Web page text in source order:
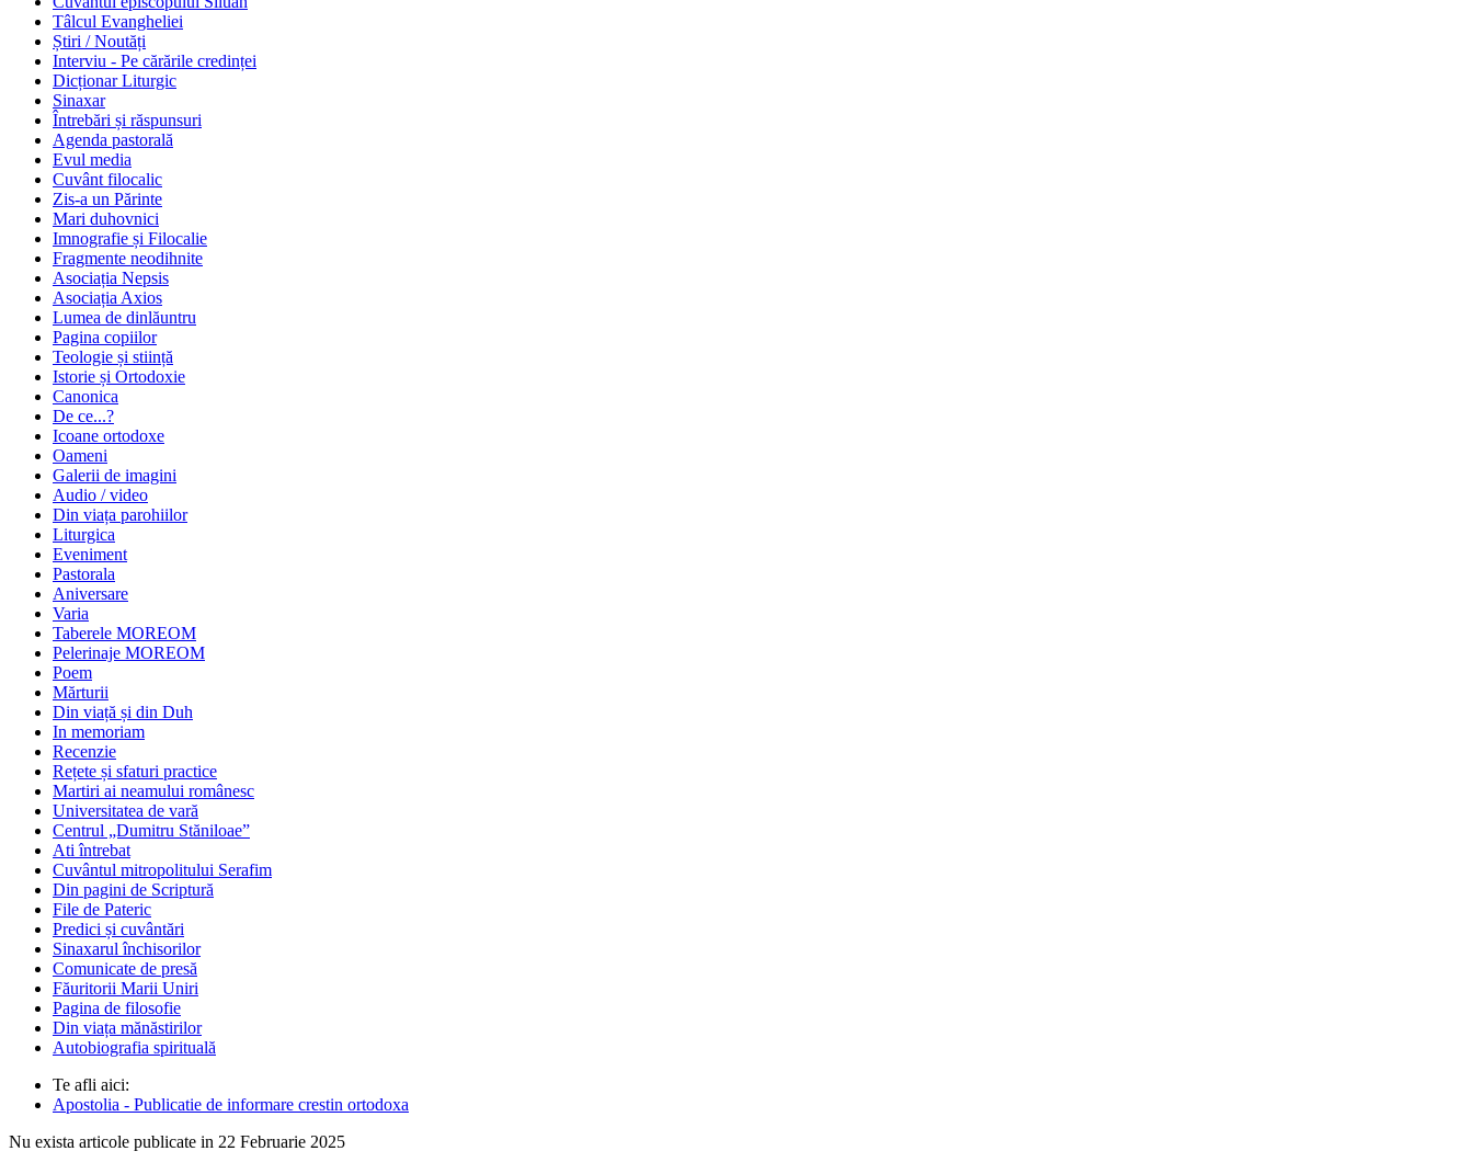
Tâlcul Evangheliei
Știri / Noutăți
Interviu - Pe cărările credinței
Dicționar Liturgic
Sinaxar
Întrebări și răspunsuri
Agenda pastorală
Evul media
Cuvânt filocalic
Zis-a un Părinte
Mari duhovnici
Imnografie și Filocalie
Fragmente neodihnite
Asociația Nepsis
Asociația Axios
Lumea de dinlăuntru
Pagina copiilor
Teologie și stiință
Istorie și Ortodoxie
Canonica
De ce...?
Icoane ortodoxe
Oameni
Galerii de imagini
Audio / video
Din viața parohiilor
Liturgica
Eveniment
Pastorala
Aniversare
Varia
Taberele MOREOM
Pelerinaje MOREOM
Poem
Mărturii
Din viață și din Duh
In memoriam
Recenzie
Rețete și sfaturi practice
Martiri ai neamului românesc
Universitatea de vară
Centrul „Dumitru Stăniloae”
Ati întrebat
Cuvântul mitropolitului Serafim
Din pagini de Scriptură
File de Pateric
Predici și cuvântări
Sinaxarul închisorilor
Comunicate de presă
Făuritorii Marii Uniri
Pagina de filosofie
Din viața mănăstirilor
Autobiografia spirituală
Te afli aici:
Apostolia - Publicatie de informare crestin ortodoxa
Nu exista articole publicate in 22 Februarie 2025